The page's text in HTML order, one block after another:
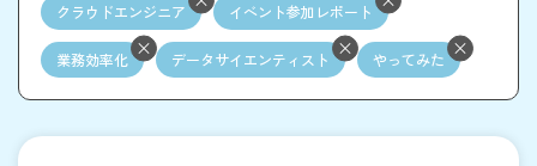
クラウドエンジニア イベント参加レポート
業務効率化 データサイエンティスト やってみた